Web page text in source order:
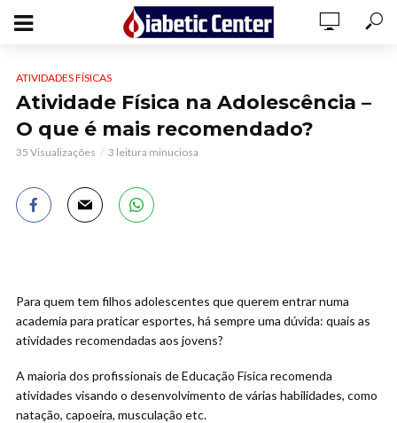
ATIVIDADES FÍSICAS
Atividade Física na Adolescência –
O que é mais recomendado?
35 Visualizações 3 leitura minuciosa
Para quem tem filhos adolescentes que querem entrar numa
academia para praticar esportes, há sempre uma dúvida: quais as
atividades recomendadas aos jovens?
A maioria dos profissionais de Educação Física recomenda
atividades visando o desenvolvimento de várias habilidades, como
natação, capoeira, musculação etc.